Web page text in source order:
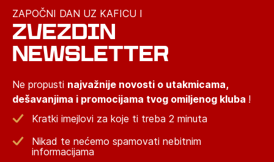
ZAPOČNI DAN UZ KAFICU I
ZVEZDIN
NEWSLETTER
Ne propusti najvažnije novosti o utakmicama,
dešavanjima i promocijama tvog omiljenog kluba !
Kratki imejlovi za koje ti treba 2 minuta
Nikad te nećemo spamovati nebitnim
informacijama